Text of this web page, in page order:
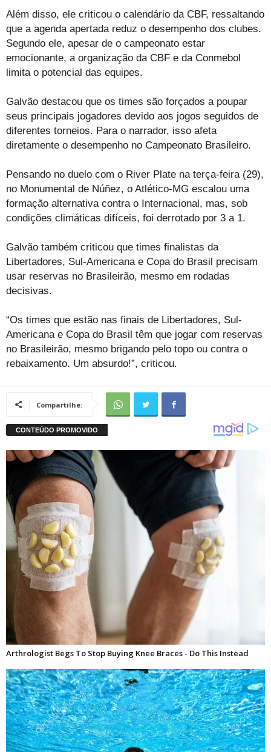
Além disso, ele criticou o calendário da CBF, ressaltando
que a agenda apertada reduz o desempenho dos clubes.
Segundo ele, apesar de o campeonato estar
emocionante, a organização da CBF e da Conmebol
limita o potencial das equipes.
Galvão destacou que os times são forçados a poupar
seus principais jogadores devido aos jogos seguidos de
diferentes torneios. Para o narrador, isso afeta
diretamente o desempenho no Campeonato Brasileiro.
Pensando no duelo com o River Plate na terça-feira (29),
no Monumental de Núñez, o Atlético-MG escalou uma
formação alternativa contra o Internacional, mas, sob
condições climáticas difíceis, foi derrotado por 3 a 1.
Galvão também criticou que times finalistas da
Libertadores, Sul-Americana e Copa do Brasil precisam
usar reservas no Brasileirão, mesmo em rodadas
decisivas.
“Os times que estão nas finais de Libertadores, Sul-
Americana e Copa do Brasil têm que jogar com reservas
no Brasileirão, mesmo brigando pelo topo ou contra o
rebaixamento. Um absurdo!”, criticou.
Compartilhe: